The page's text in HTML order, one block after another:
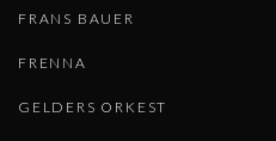
FRANS BAUER
FRENNA
GELDERS ORKEST